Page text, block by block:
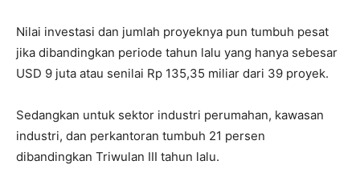
Nilai investasi dan jumlah proyeknya pun tumbuh pesat
jika dibandingkan periode tahun lalu yang hanya sebesar
USD 9 juta atau senilai Rp 135,35 miliar dari 39 proyek.
Sedangkan untuk sektor industri perumahan, kawasan
industri, dan perkantoran tumbuh 21 persen
dibandingkan Triwulan III tahun lalu.